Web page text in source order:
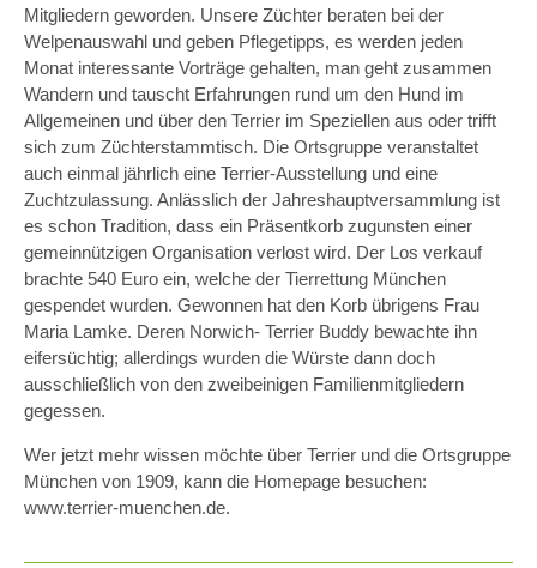
Mitgliedern geworden. Unsere Züchter beraten bei der
Welpenauswahl und geben Pflegetipps, es werden jeden
Monat interessante Vorträge gehalten, man geht zusammen
Wandern und tauscht Erfahrungen rund um den Hund im
Allgemeinen und über den Terrier im Speziellen aus oder trifft
sich zum Züchterstammtisch. Die Ortsgruppe veranstaltet
auch einmal jährlich eine Terrier-Ausstellung und eine
Zuchtzulassung. Anlässlich der Jahreshauptversammlung ist
es schon Tradition, dass ein Präsentkorb zugunsten einer
gemeinnützigen Organisation verlost wird. Der Los verkauf
brachte 540 Euro ein, welche der Tierrettung München
gespendet wurden. Gewonnen hat den Korb übrigens Frau
Maria Lamke. Deren Norwich- Terrier Buddy bewachte ihn
eifersüchtig; allerdings wurden die Würste dann doch
ausschließlich von den zweibeinigen Familienmitgliedern
gegessen.
Wer jetzt mehr wissen möchte über Terrier und die Ortsgruppe
München von 1909, kann die Homepage besuchen:
www.terrier-muenchen.de.